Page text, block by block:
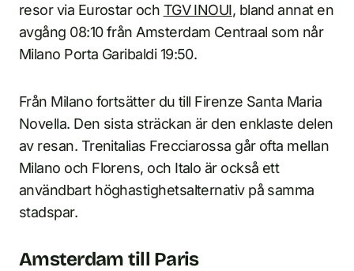
resor via Eurostar och TGV INOUI, bland annat en
avgång 08:10 från Amsterdam Centraal som når
Milano Porta Garibaldi 19:50.
Från Milano fortsätter du till Firenze Santa Maria
Novella. Den sista sträckan är den enklaste delen
av resan. Trenitalias Frecciarossa går ofta mellan
Milano och Florens, och Italo är också ett
användbart höghastighetsalternativ på samma
stadspar.
Amsterdam till Paris